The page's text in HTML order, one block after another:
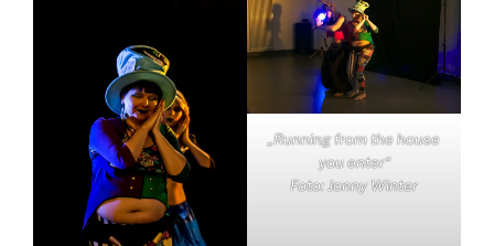
„Running from the house
you enter“
Foto: Jonny Winter